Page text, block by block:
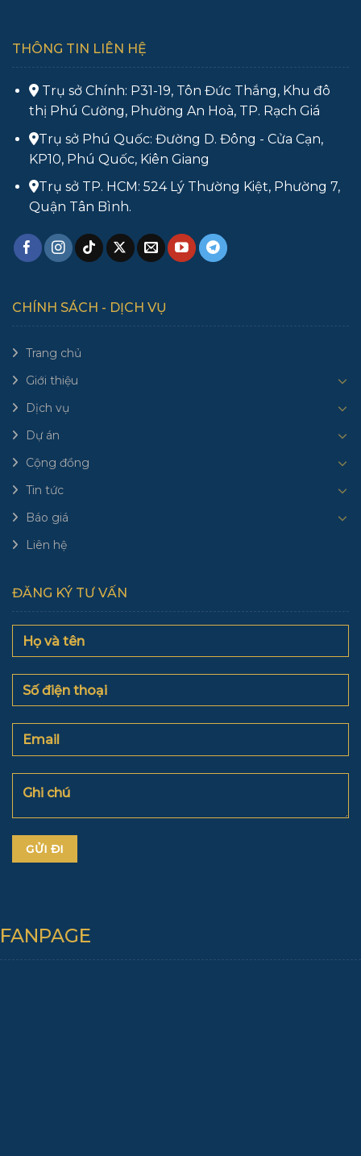
THÔNG TIN LIÊN HỆ
Trụ sở Chính: P31-19, Tôn Đức Thắng, Khu đô
thị Phú Cường, Phường An Hoà, TP. Rạch Giá
Trụ sở Phú Quốc: Đường D. Đông - Cửa Cạn,
KP10, Phú Quốc, Kiên Giang
Trụ sở TP. HCM: 524 Lý Thường Kiệt, Phường 7,
Quận Tân Bình.
CHÍNH SÁCH - DỊCH VỤ
Trang chủ
Giới thiệu
Dịch vụ
Dự án
Cộng đồng
Tin tức
Báo giá
Liên hệ
ĐĂNG KÝ TƯ VẤN
FANPAGE